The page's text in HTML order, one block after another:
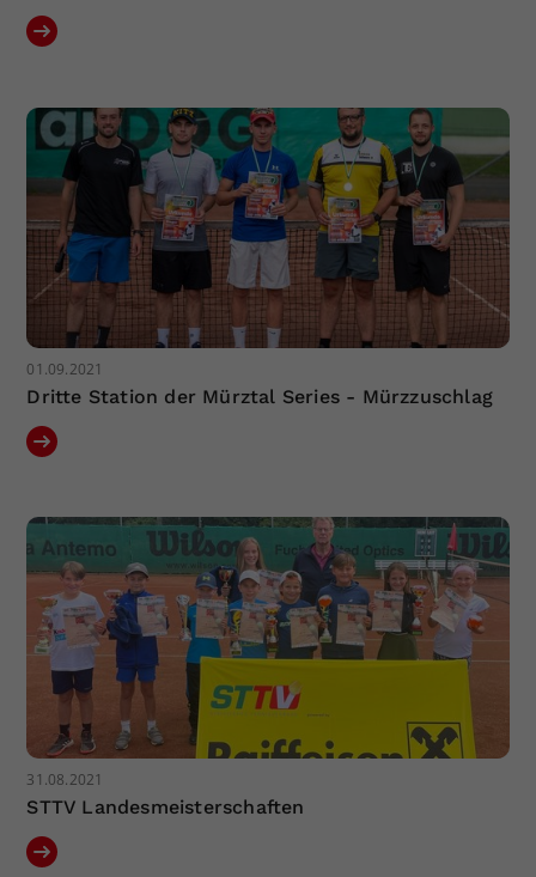
01.09.2021
Dritte Station der Mürztal Series - Mürzzuschlag
31.08.2021
STTV Landesmeisterschaften